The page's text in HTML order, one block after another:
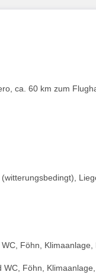
ca. 60 km zum
Föhn, Klimaanlage,
Föhn,